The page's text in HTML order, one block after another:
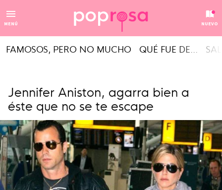
MENÚ NUEVO
FAMOSOS, PERO NO MUCHO QUÉ FUE DE...
Jennifer Aniston, agarra bien a
éste que no se te escape